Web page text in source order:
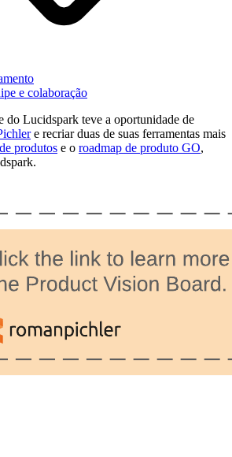
e colaboração
do Lucidspark teve a oportunidade de
e recriar duas de suas ferramentas mais
produtos e o roadmap de produto GO,